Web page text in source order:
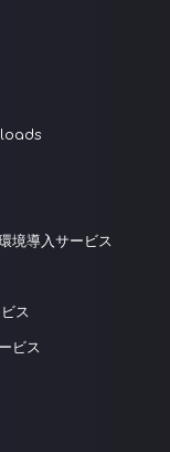
境導入サービス
ス
ビス